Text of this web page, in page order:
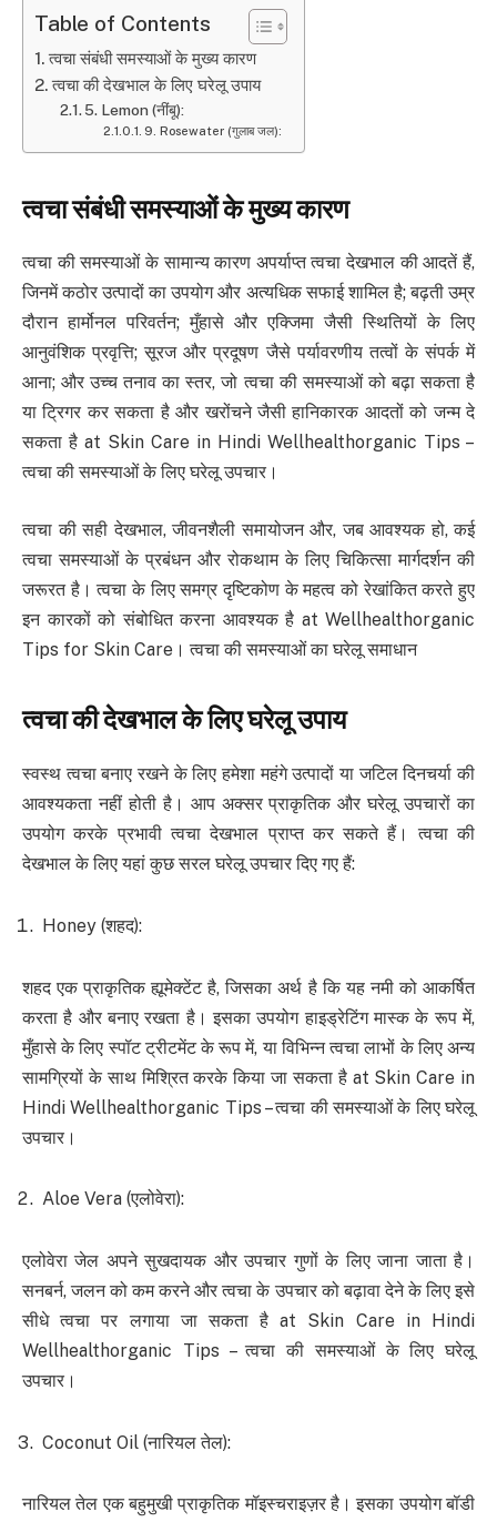
Table of Contents
त्वचा संबंधी समस्याओं के मुख्य कारण
त्वचा की देखभाल के लिए घरेलू उपाय
5. Lemon (नींबू):
9. Rosewater (गुलाब जल):
त्वचा संबंधी समस्याओं के मुख्य कारण
त्वचा की समस्याओं के सामान्य कारण अपर्याप्त त्वचा देखभाल की आदतें हैं,
जिनमें कठोर उत्पादों का उपयोग और अत्यधिक सफाई शामिल है; बढ़ती उम्र
दौरान हार्मोनल परिवर्तन; मुँहासे और एक्जिमा जैसी स्थितियों के लिए
आनुवंशिक प्रवृत्ति; सूरज और प्रदूषण जैसे पर्यावरणीय तत्वों के संपर्क में
आना; और उच्च तनाव का स्तर, जो त्वचा की समस्याओं को बढ़ा सकता है
या ट्रिगर कर सकता है और खरोंचने जैसी हानिकारक आदतों को जन्म दे
सकता है at Skin Care in Hindi Wellhealthorganic Tips –
त्वचा की समस्याओं के लिए घरेलू उपचार।
त्वचा की सही देखभाल, जीवनशैली समायोजन और, जब आवश्यक हो, कई
त्वचा समस्याओं के प्रबंधन और रोकथाम के लिए चिकित्सा मार्गदर्शन की
जरूरत है। त्वचा के लिए समग्र दृष्टिकोण के महत्व को रेखांकित करते हुए
इन कारकों को संबोधित करना आवश्यक है at Wellhealthorganic
Tips for Skin Care। त्वचा की समस्याओं का घरेलू समाधान
त्वचा की देखभाल के लिए घरेलू उपाय
स्वस्थ त्वचा बनाए रखने के लिए हमेशा महंगे उत्पादों या जटिल दिनचर्या की
आवश्यकता नहीं होती है। आप अक्सर प्राकृतिक और घरेलू उपचारों का
उपयोग करके प्रभावी त्वचा देखभाल प्राप्त कर सकते हैं। त्वचा की
देखभाल के लिए यहां कुछ सरल घरेलू उपचार दिए गए हैं:
Honey (शहद):
शहद एक प्राकृतिक ह्यूमेक्टेंट है, जिसका अर्थ है कि यह नमी को आकर्षित
करता है और बनाए रखता है। इसका उपयोग हाइड्रेटिंग मास्क के रूप में,
मुँहासे के लिए स्पॉट ट्रीटमेंट के रूप में, या विभिन्न त्वचा लाभों के लिए अन्य
सामग्रियों के साथ मिश्रित करके किया जा सकता है at Skin Care in
Hindi Wellhealthorganic Tips – त्वचा की समस्याओं के लिए घरेलू
उपचार।
Aloe Vera (एलोवेरा):
एलोवेरा जेल अपने सुखदायक और उपचार गुणों के लिए जाना जाता है।
सनबर्न, जलन को कम करने और त्वचा के उपचार को बढ़ावा देने के लिए इसे
सीधे त्वचा पर लगाया जा सकता है at Skin Care in Hindi
Wellhealthorganic Tips – त्वचा की समस्याओं के लिए घरेलू
उपचार।
Coconut Oil (नारियल तेल):
नारियल तेल एक बहुमुखी प्राकृतिक मॉइस्चराइज़र है। इसका उपयोग बॉडी